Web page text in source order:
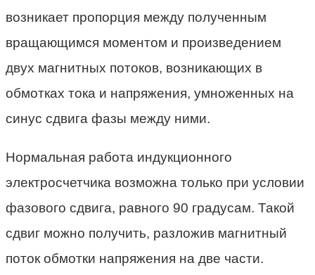
возникает пропорция между полученным
вращающимся моментом и произведением
двух магнитных потоков, возникающих в
обмотках тока и напряжения, умноженных на
синус сдвига фазы между ними.
Нормальная работа индукционного
электросчетчика возможна только при условии
фазового сдвига, равного 90 градусам. Такой
сдвиг можно получить, разложив магнитный
поток обмотки напряжения на две части.